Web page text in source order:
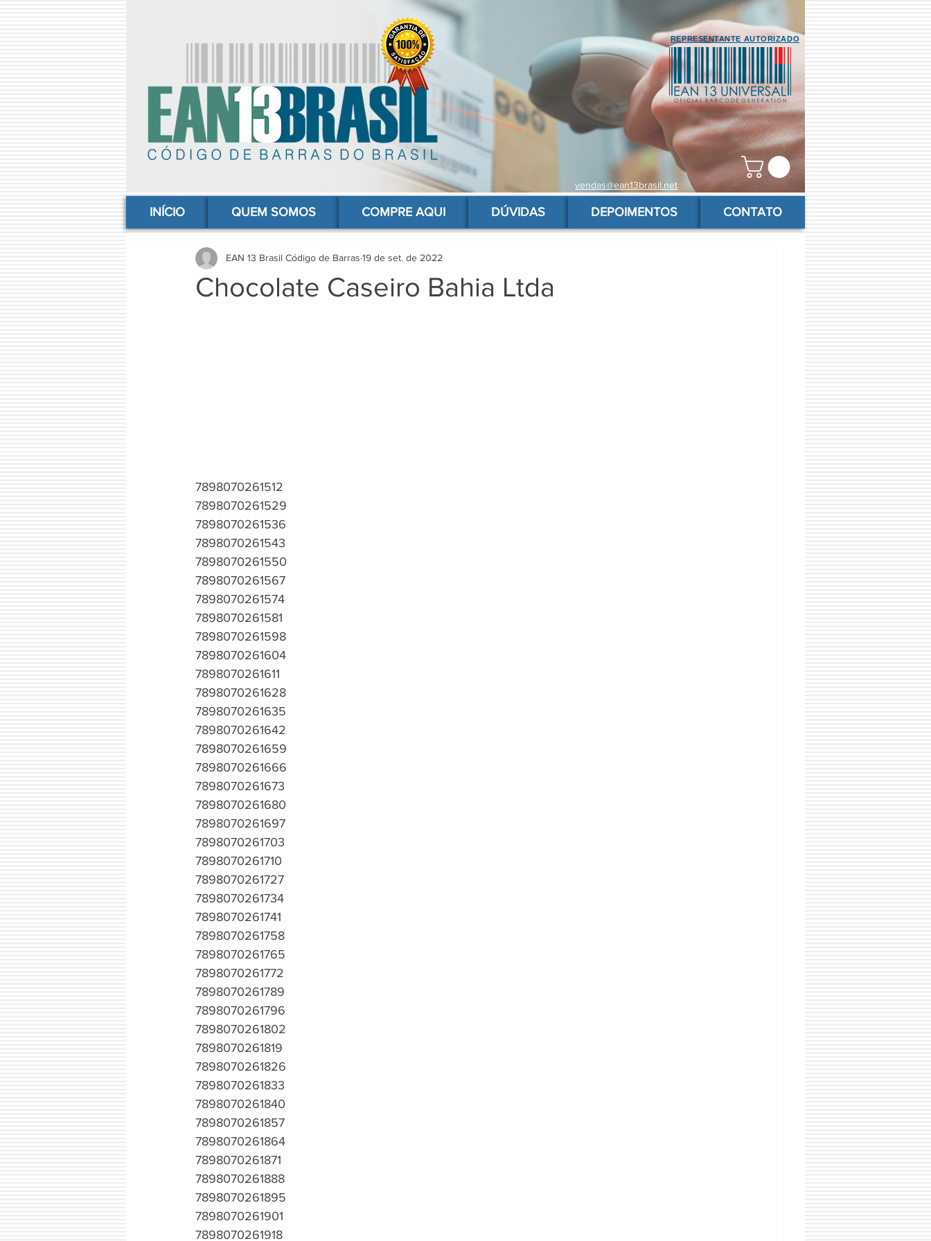
vendas@ean13brasil.net
REPRESENTANTE AUTORIZADO
comprar codigo de barras, comprar código de barras, adquirir código de barras, código de barras online, código de barras para produtos, gs1, código brasileiro, ean 13 universal, código de barras barato
INÍCIO QUEM SOMOS COMPRE AQUI DÚVIDAS DEPOIMENTOS CONTATO
Chocolate Caseiro Bahia Ltda
EAN 13 Brasil Código de Barras 19 de set. de 2022
7898070261512
7898070261529
7898070261536
7898070261543
7898070261550
7898070261567
7898070261574
7898070261581
7898070261598
7898070261604
7898070261611
7898070261628
7898070261635
7898070261642
7898070261659
7898070261666
7898070261673
7898070261680
7898070261697
7898070261703
7898070261710
7898070261727
7898070261734
7898070261741
7898070261758
7898070261765
7898070261772
7898070261789
7898070261796
7898070261802
7898070261819
7898070261826
7898070261833
7898070261840
7898070261857
7898070261864
7898070261871
7898070261888
7898070261895
7898070261901
7898070261918